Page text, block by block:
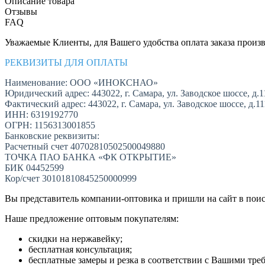
Отзывы
FAQ
Уважаемые Клиенты, для Вашего удобства оплата заказа
РЕКВИЗИТЫ ДЛЯ ОПЛАТЫ
Наименование: ООО «ИНОКСНАО»
Юридический адрес: 443022, г. Самара, ул. Заводское шоссе,
Фактический адрес: 443022, г. Самара, ул. Заводское шоссе,
ИНН: 6319192770
ОГРН: 1156313001855
Банковские реквизиты:
Расчетный счет 40702810502500049880
ТОЧКА ПАО БАНКА «ФК ОТКРЫТИЕ»
БИК 04452599
Кор/счет 30101810845250000999
Вы представитель компании-оптовика и пришли на сайт в
Наше предложение оптовым покупателям:
скидки на нержавейку;
бесплатная консультация;
бесплатные замеры и резка в соответствии с Вашими